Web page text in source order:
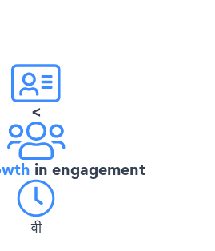
<
in engagement
वी